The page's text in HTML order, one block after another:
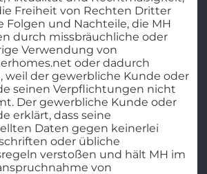
Freiheit von Rechten Dritter
Folgen und Nachteile, die MH
durch missbräuchliche oder
Verwendung von
oder dadurch
weil der gewerbliche Kunde oder
seinen Verpflichtungen nicht
Der gewerbliche Kunde oder
erklärt, dass seine
Daten gegen keinerlei
oder übliche
verstoßen und hält MH im
von